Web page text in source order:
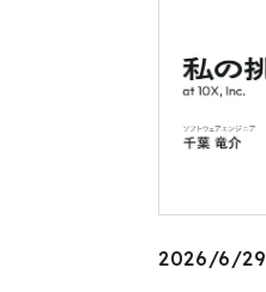
2026/6/29